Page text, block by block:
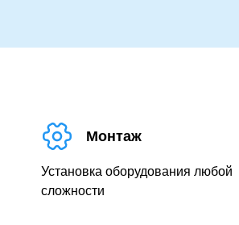
Монтаж
Установка оборудования любой
сложности